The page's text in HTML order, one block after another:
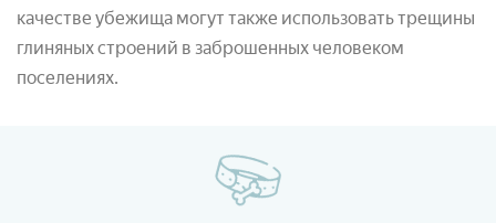
качестве убежища могут также использовать трещины
глиняных строений в заброшенных человеком
поселениях.